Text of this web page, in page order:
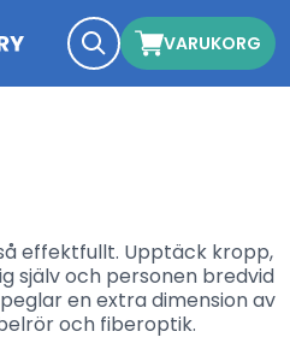
VARUKORG
effektfullt. Upptäck kropp,
själv och personen bredvid
en extra dimension av
och fiberoptik.